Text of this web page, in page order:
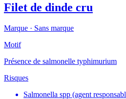
Filet de dinde cru
Marque · Sans marque
Motif
Présence de salmonelle typhimurium
Risques
Salmonella spp (agent